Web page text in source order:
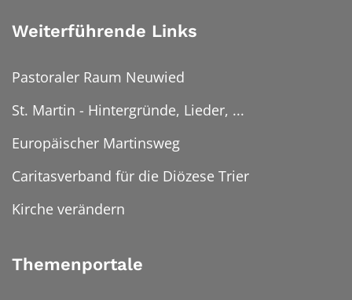
Weiterführende Links
Pastoraler Raum Neuwied
St. Martin - Hintergründe, Lieder, ...
Europäischer Martinsweg
Caritasverband für die Diözese Trier
Kirche verändern
Themenportale